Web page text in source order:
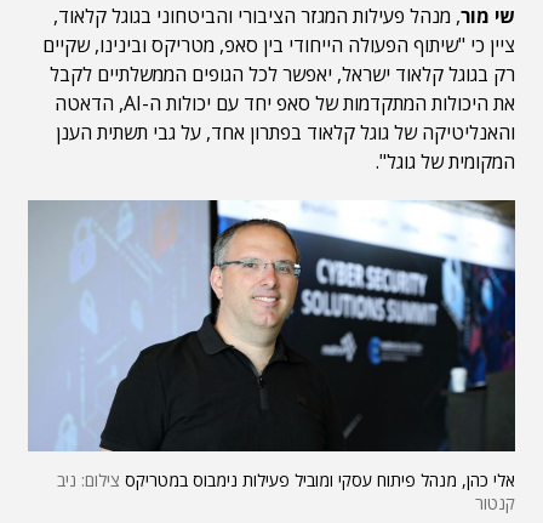
שי מור, מנהל פעילות המגזר הציבורי והביטחוני בגוגל קלאוד,
ציין כי "שיתוף הפעולה הייחודי בין סאפ, מטריקס ובינינו, שקיים
רק בגוגל קלאוד ישראל, יאפשר לכל הגופים הממשלתיים לקבל
את היכולות המתקדמות של סאפ יחד עם יכולות ה-AI, הדאטה
והאנליטיקה של גוגל קלאוד בפתרון אחד, על גבי תשתית הענן
המקומית של גוגל".
אלי כהן, מנהל פיתוח עסקי ומוביל פעילות נימבוס במטריקס צילום: ניב
קנטור